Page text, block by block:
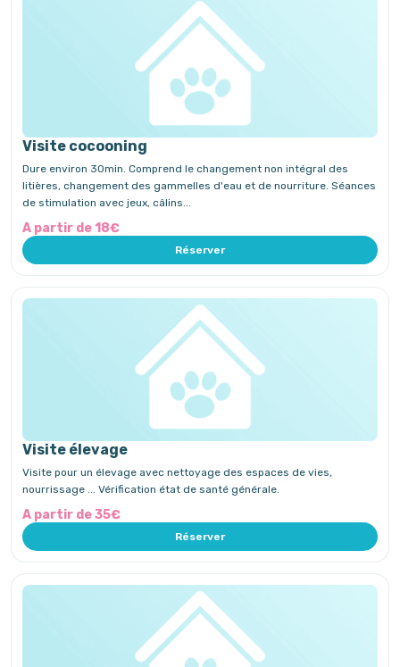
Visite cocooning
Dure environ 30min. Comprend le changement non intégral des
litières, changement des gammelles d'eau et de nourriture. Séances
de stimulation avec jeux, câlins...
A partir de 18€
Réserver
Visite élevage
Visite pour un élevage avec nettoyage des espaces de vies,
nourrissage ... Vérification état de santé générale.
A partir de 35€
Réserver